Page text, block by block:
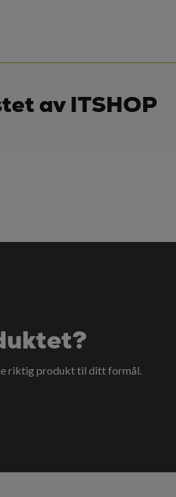
av ITSHOP
riktig produkt til ditt formål.